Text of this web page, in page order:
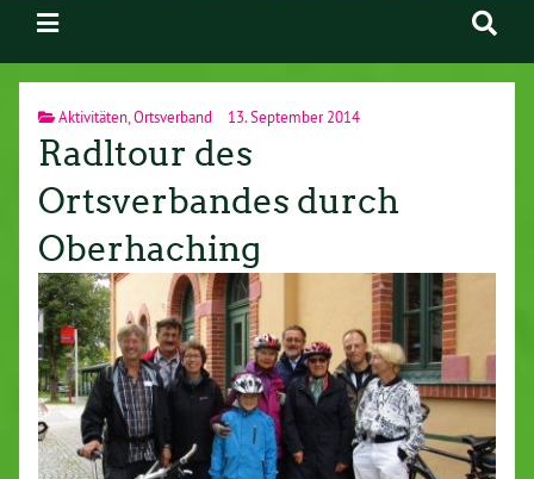
Aktivitäten,Ortsverband 13. September 2014
Radltour des
Ortsverbandes durch
Oberhaching